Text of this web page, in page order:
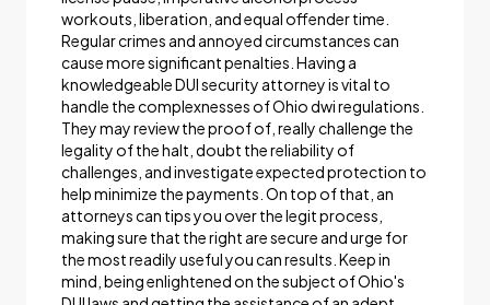
workouts, liberation, and equal offender time.
Regular crimes and annoyed circumstances can
cause more significant penalties. Having a
knowledgeable DUI security attorney is vital to
handle the complexnesses of Ohio dwi regulations.
They may review the proof of, really challenge the
legality of the halt, doubt the reliability of
challenges, and investigate expected protection to
help minimize the payments. On top of that, an
attorneys can tips you over the legit process,
making sure that the right are secure and urge for
the most readily useful you can results. Keep in
mind, being enlightened on the subject of Ohio's